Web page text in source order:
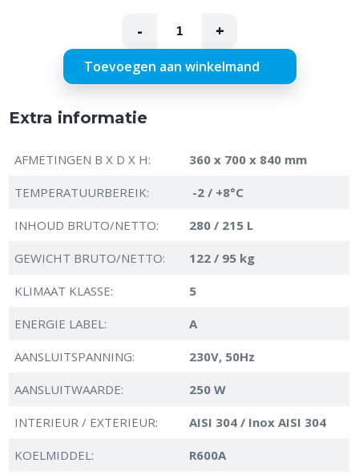
- +
Toevoegen aan winkelmand
Extra informatie
AFMETINGEN B X D X H: 360 x 700 x 840 mm
TEMPERATUURBEREIK: -2 / +8°C
INHOUD BRUTO/NETTO: 280 / 215 L
GEWICHT BRUTO/NETTO: 122 / 95 kg
KLIMAAT KLASSE: 5
ENERGIE LABEL: A
AANSLUITSPANNING: 230V, 50Hz
AANSLUITWAARDE: 250 W
INTERIEUR / EXTERIEUR: AISI 304 / Inox AISI 304
KOELMIDDEL: R600A